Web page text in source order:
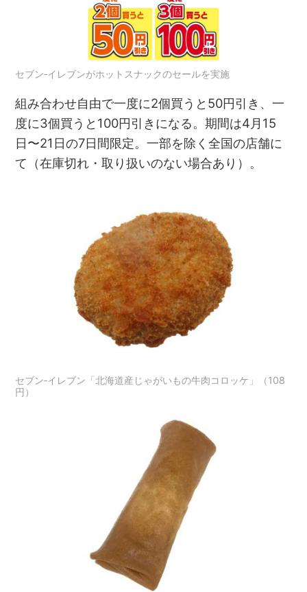
セブン‐イレブンがホットスナックのセールを実施
組み合わせ自由で一度に2個買うと50円引き、一
度に3個買うと100円引きになる。期間は4月15
日〜21日の7日間限定。一部を除く全国の店舗に
て（在庫切れ・取り扱いのない場合あり）。
セブン‐イレブン「北海道産じゃがいもの牛肉コロッケ」（108
円）